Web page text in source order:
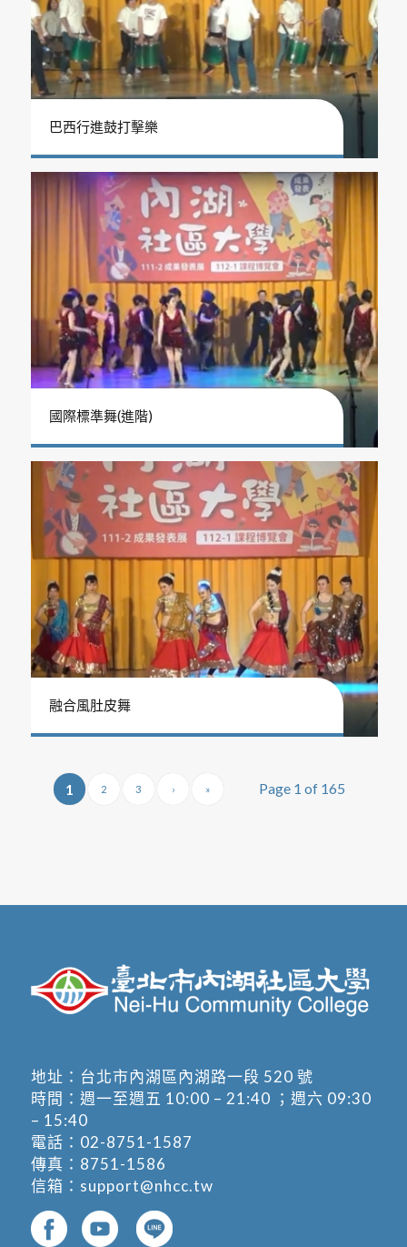
巴西行進鼓打擊樂
國際標準舞(進階)
融合風肚皮舞
Page 1 of 165
1 2 3 › »
地址： 台北市內湖區內湖路一段 520 號
時間：週一至週五 10:00 – 21:40 ；週六 09:30
– 15:40
電話： 02-8751-1587
傳真：8751-1586
信箱： support@nhcc.tw